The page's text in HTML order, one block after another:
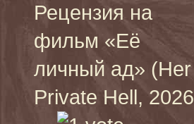
Рецензия на
фильм «Её
личный ад» (Her
Private Hell, 2026